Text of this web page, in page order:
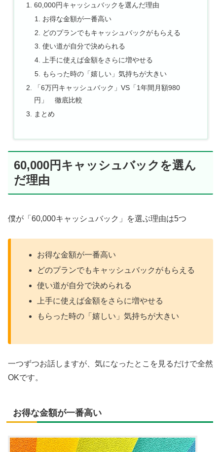
60,000円キャッシュバックを選んだ理由
お得な金額が一番高い
どのプランでもキャッシュバックがもらえる
使い道が自分で決められる
上手に使えば金額をさらに増やせる
もらった時の「嬉しい」気持ちが大きい
「6万円キャッシュバック」VS「1年間月額980
円」 徹底比較
まとめ
60,000円キャッシュバックを選ん
だ理由
僕が「60,000キャッシュバック」を選ぶ理由は5つ
お得な金額が一番高い
どのプランでもキャッシュバックがもらえる
使い道が自分で決められる
上手に使えば金額をさらに増やせる
もらった時の「嬉しい」気持ちが大きい
一つずつお話しますが、気になったとこを見るだけで全然
OKです。
お得な金額が一番高い